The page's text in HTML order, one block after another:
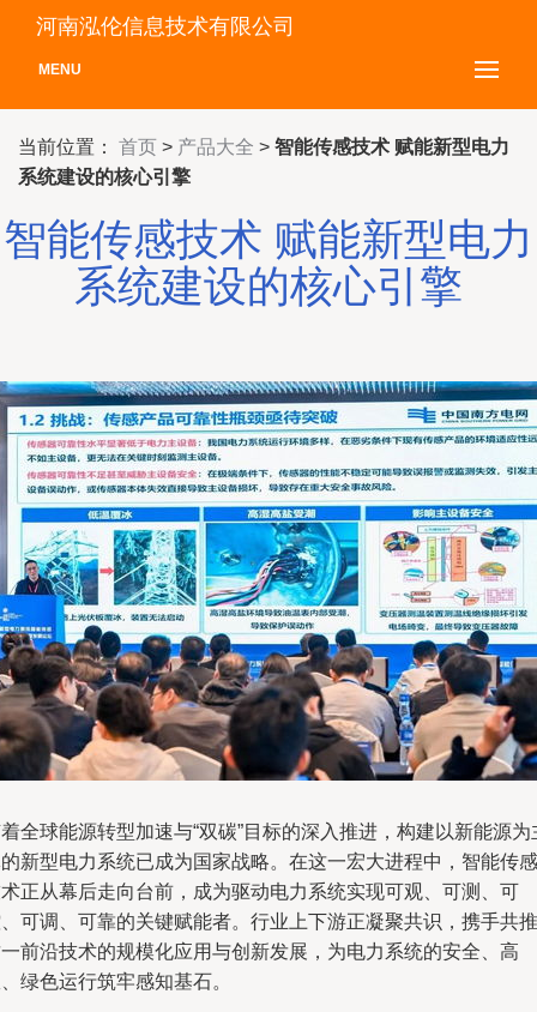
河南泓伦信息技术有限公司
MENU
当前位置： 首页 > 产品大全 > 智能传感技术 赋能新型电力
系统建设的核心引擎
智能传感技术 赋能新型电力
系统建设的核心引擎
全球能源转型加速与“双碳”目标的深入推进，构建以新能源为
新型电力系统已成为国家战略。在这一宏大进程中，智能传感
正从幕后走向台前，成为驱动电力系统实现可观、可测、可
可调、可靠的关键赋能者。行业上下游正凝聚共识，携手共推
前沿技术的规模化应用与创新发展，为电力系统的安全、高
绿色运行筑牢感知基石。